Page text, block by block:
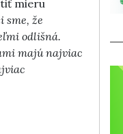
mieru
sme, že
odlišná.
majú najviac